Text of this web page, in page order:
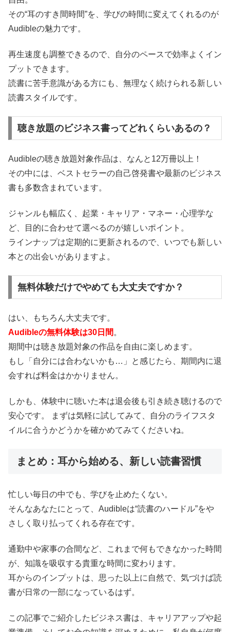
その“耳のすき間時間”を、学びの時間に変えてくれるのが
Audibleの魅力です。
再生速度も調整できるので、自分のペースで効率よくイン
プットできます。
読書に苦手意識がある方にも、無理なく続けられる新しい
読書スタイルです。
聴き放題のビジネス書ってどれくらいあるの？
Audibleの聴き放題対象作品は、なんと12万冊以上！
その中には、ベストセラーの自己啓発書や最新のビジネス
書も多数含まれています。
ジャンルも幅広く、起業・キャリア・マネー・心理学な
ど、目的に合わせて選べるのが嬉しいポイント。
ラインナップは定期的に更新されるので、いつでも新しい
本との出会いがありますよ。
無料体験だけでやめても大丈夫ですか？
はい、もちろん大丈夫です。
Audibleの無料体験は30日間 。
期間中は聴き放題対象の作品を自由に楽しめます。
もし「自分には合わないかも…」と感じたら、期間内に退
会すれば料金はかかりません。
しかも、体験中に聴いた本は退会後も引き続き聴けるので
安心です。 まずは気軽に試してみて、自分のライフスタ
イルに合うかどうかを確かめてみてくださいね。
まとめ：耳から始める、新しい読書習慣
忙しい毎日の中でも、学びを止めたくない。
そんなあなたにとって、Audibleは“読書のハードル”をや
さしく取り払ってくれる存在です。
通勤中や家事の合間など、これまで何もできなかった時間
が、知識を吸収する貴重な時間に変わります。
耳からのインプットは、思った以上に自然で、気づけば読
書が日常の一部になっているはず。
この記事でご紹介したビジネス書は、キャリアアップや起